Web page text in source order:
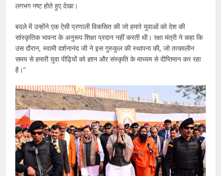
लगभग नष्ट होते हुए देखा।
बदले में उन्होंने एक ऐसी प्रणाली विकसित की जो हमारे युवाओं को देश की
सांस्कृतिक भावना के अनुरूप शिक्षा प्रदान नहीं करती थी। रक्षा मंत्री ने कहा कि
उस दौरान, स्वामी दर्शनानंद जी ने इस गुरुकुल की स्थापना की, जो तत्कालीन
समय से हमारी युवा पीढ़ियों को ज्ञान और संस्कृति के माध्यम से दीप्तिमान कर रहा
है।”